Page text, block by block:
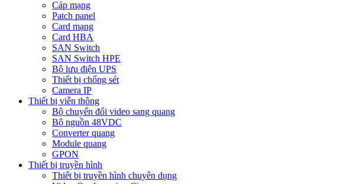
Cáp mạng
Patch panel
Card mạng
Card HBA
SAN Switch
SAN Switch HPE
Bộ lưu điện UPS
Thiết bị chống sét
Camera IP
Thiết bị viễn thông
Bộ chuyển đổi video sang quang
Bộ nguồn 48VDC
Converter quang
Module quang
GPON
Thiết bị truyền hình
Thiết bị truyền hình chuyên dụng